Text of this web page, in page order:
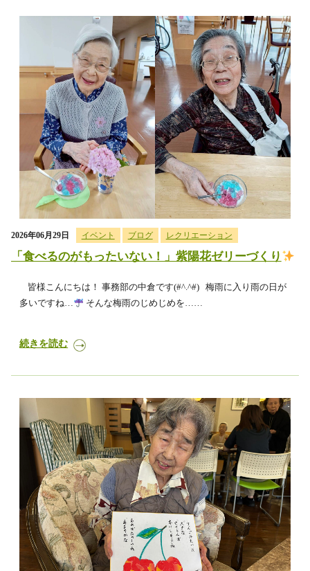
2026年06月29日 イベント ブログ レクリエーション
「食べるのがもったいない！」紫陽花ゼリーづくり
皆様こんにちは！ 事務部の中倉です(#^.^#) 梅雨に入り雨の日が
多いですね…
そんな梅雨のじめじめを……
続きを読む